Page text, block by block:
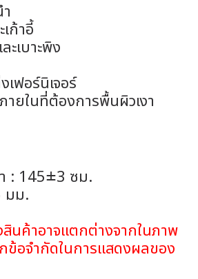
ก้าอี้
ะเบาะพิง
เฟอร์นิเจอร์
ายในที่ต้องการพื้นผิวเงา
: 145±3 ซม.
มม.
นค้าอาจแตกต่างจากในภาพ
ข้อจำกัดในการแสดงผลของ